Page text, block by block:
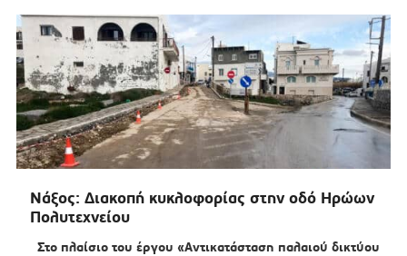
Νάξος: Διακοπή κυκλοφορίας στην οδό Ηρώων
Πολυτεχνείου
Στο πλαίσιο του έργου «Αντικατάσταση παλαιού δικτύου